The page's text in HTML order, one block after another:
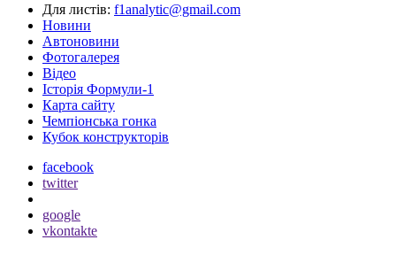
Для листів: f1analytic@gmail.com
Новини
Автоновини
Фотогалерея
Відео
Історія Формули-1
Карта сайту
Чемпіонська гонка
Кубок конструкторів
facebook
twitter
google
vkontakte